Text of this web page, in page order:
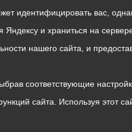
идентифицировать вас,
и храниться на
нашего сайта, и
соответствующие
сайта. Используя этот